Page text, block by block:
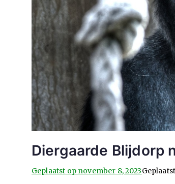
Diergaarde Blijdorp
Geplaatst op november 8, 2023